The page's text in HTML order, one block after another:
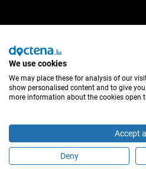
É este profissional
We use cookies
We may place these for analysis of our
show personalised content and to give
more information about the cookies open
Accept all
Deny